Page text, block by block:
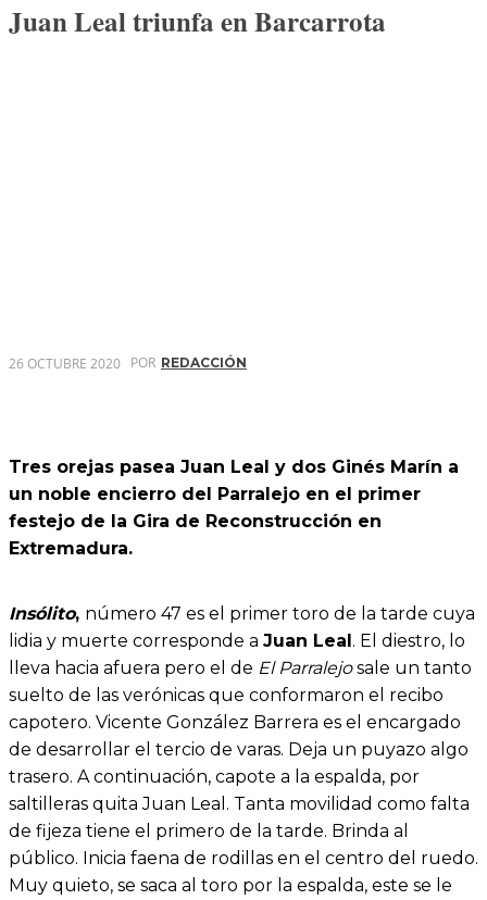
Juan Leal triunfa en Barcarrota
26 OCTUBRE 2020 POR REDACCIÓN
Tres orejas pasea Juan Leal y dos Ginés Marín a
un noble encierro del Parralejo en el primer
festejo de la Gira de Reconstrucción en
Extremadura.
Insólito, número 47 es el primer toro de la tarde cuya
lidia y muerte corresponde a Juan Leal. El diestro, lo
lleva hacia afuera pero el de El Parralejosale un tanto
suelto de las verónicas que conformaron el recibo
capotero. Vicente González Barrera es el encargado
de desarrollar el tercio de varas. Deja un puyazo algo
trasero. A continuación, capote a la espalda, por
saltilleras quita Juan Leal. Tanta movilidad como falta
de fijeza tiene el primero de la tarde. Brinda al
público. Inicia faena de rodillas en el centro del ruedo.
Muy quieto, se saca al toro por la espalda, este se le